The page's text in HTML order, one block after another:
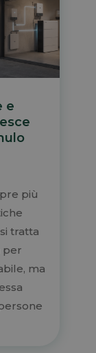
e
più
tratta
per
ma